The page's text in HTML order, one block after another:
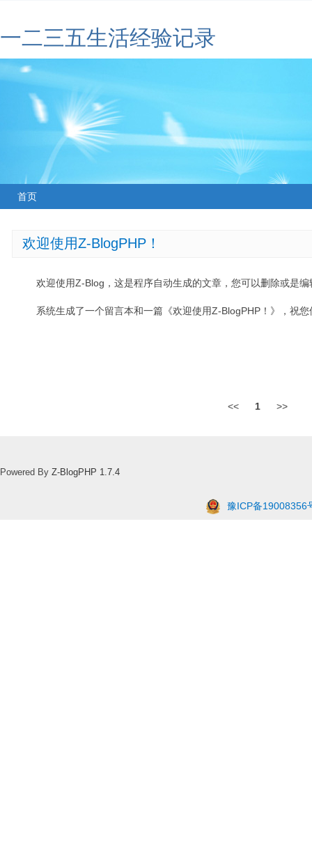
一二三五生活经验记录
首页
欢迎使用Z-BlogPHP！
欢迎使用Z-Blog，这是程序自动生成的文章，您可以删除或是编
系统生成了一个留言本和一篇《欢迎使用Z-BlogPHP！》，祝
<< 1 >>
Powered By Z-BlogPHP 1.7.4
豫ICP备19008356